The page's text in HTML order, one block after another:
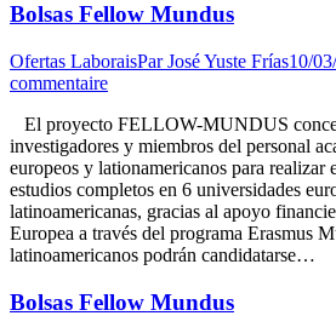
Bolsas Fellow Mundus
Ofertas LaboraisParJosé Yuste Frías10/
commentaire
El proyecto FELLOW-MUNDUS
investigadores y miembros del personal
europeos y lationamericanos para realizar
estudios completos en 6 universidades
latinoamericanas, gracias al apoyo
Europea a través del programa Erasmus
latinoamericanos podrán candidatarse…
Bolsas Fellow Mundus